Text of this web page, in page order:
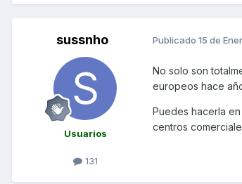
sussnho
Usuarios
131
Publicado 15 de
No solo son
europeos hace
Puedes hacerla
centros